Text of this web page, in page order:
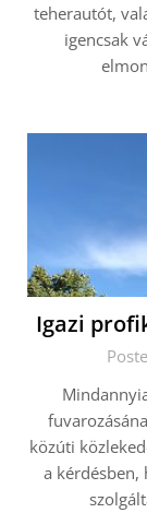
teherautót,
igencsak
Igazi
közúti
a kérdésben,